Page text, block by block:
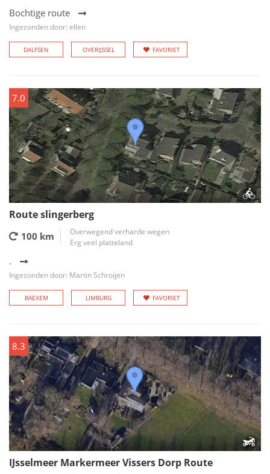
Bochtige route
Ingezonden door: ellen
DALFSEN OVERIJSSEL FAVORIET
7.0
Route slingerberg
100 km
Overwegend verharde wegen
Erg veel platteland
.
Ingezonden door: Martin Schroijen
BAEXEM LIMBURG FAVORIET
8.3
IJsselmeer Markermeer Vissers Dorp Route